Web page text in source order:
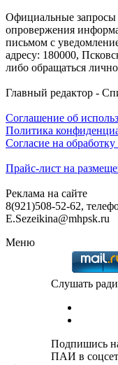
Официальные запросы
опровержения
письмом с
адресу: 180000,
либо обращаться
Главный редактор -
Соглашение об
Политика
Согласие на
Прайс-лист на
Реклама на сайте
8(921)508-52-62,
E.Sezeikina@mhpsk.ru
Меню
Слушать
Подпишись
ПАИ в